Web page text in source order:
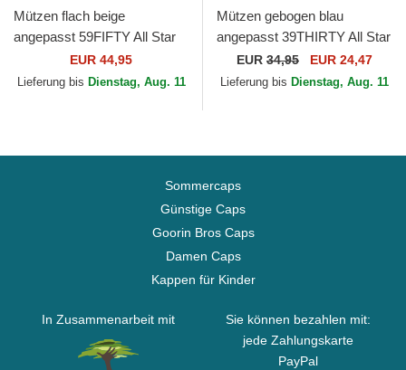
Mützen flach beige
angepasst 59FIFTY All Star
Game Fan Pack der
Philadelphia Phillies MLB von
EUR 44,95
Lieferung bis Dienstag, Aug. 11
Mützen gebogen blau
angepasst 39THIRTY All Star
Game der Los Angeles
Dodgers MLB von New Era
EUR 34,95 EUR 24,47
Lieferung bis Dienstag, Aug. 11
Sommercaps
Günstige Caps
Goorin Bros Caps
Damen Caps
Kappen für Kinder
In Zusammenarbeit mit
Sie können bezahlen mit:
jede Zahlungskarte
PayPal